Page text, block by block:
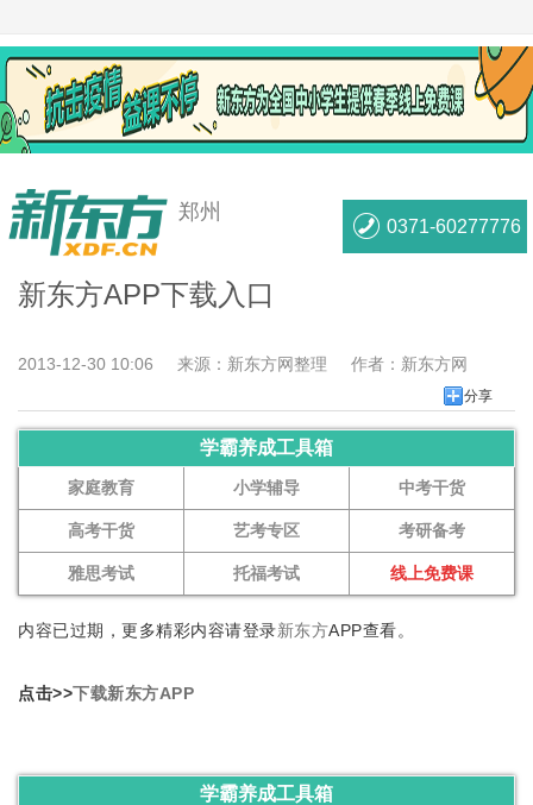
郑州
0371-60277776
新东方APP下载入口
2013-12-30 10:06 来源： 新东方网整理 作者： 新东方网
分享
学霸养成工具箱
家庭教育 小学辅导 中考干货
高考干货 艺考专区 考研备考
雅思考试 托福考试 线上免费课
内容已过期，更多精彩内容请登录新东方APP查看。
点击>>下载新东方APP
学霸养成工具箱